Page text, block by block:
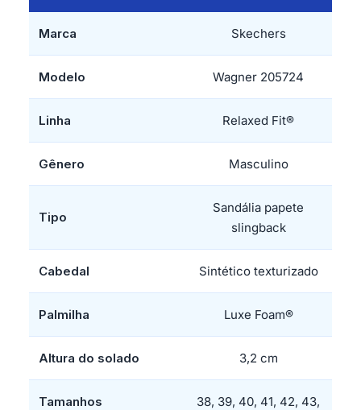
Marca Skechers
Modelo Wagner 205724
Linha Relaxed Fit®
Gênero Masculino
Tipo
Sandália papete
slingback
Cabedal Sintético texturizado
Palmilha Luxe Foam®
Altura do solado 3,2 cm
Tamanhos
38, 39, 40, 41, 42, 43,